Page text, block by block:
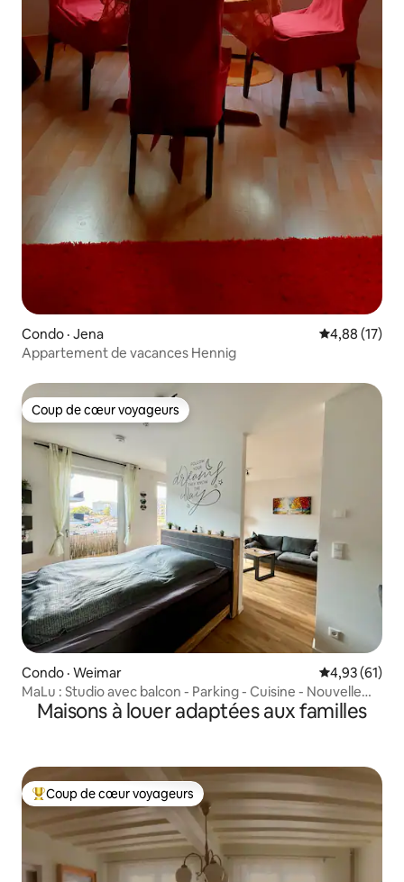
Condo · Jena Note
4,88 (17)
Appartement de vacances Hennig
Coup de cœur voyageurs
Coup de cœur voyageurs
Condo · Weimar Note
4,93 (61)
MaLu : Studio avec balcon - Parking - Cuisine - Nouvelle
construction
Maisons à louer adaptées aux familles
Coup de cœur voyageurs parmi les plus aimés
Coup de cœur voyageurs